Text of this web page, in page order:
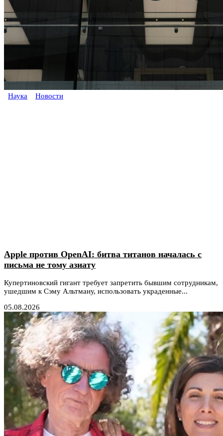
Наука Новости
Apple против OpenAI: битва титанов началась с
письма не тому азиату
Купертиновский гигант требует запретить бывшим сотрудникам,
ушедшим к Сэму Альтману, использовать украденные...
05.08.2026